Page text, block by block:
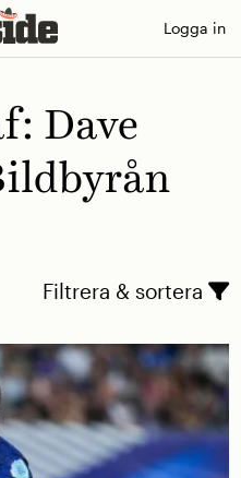
Logga in
Dave
Filtrera & sortera